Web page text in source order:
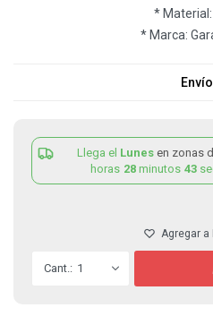
* Material:
* Marca:
Llega el Lunes en zonas
horas 28 minutos 43
1